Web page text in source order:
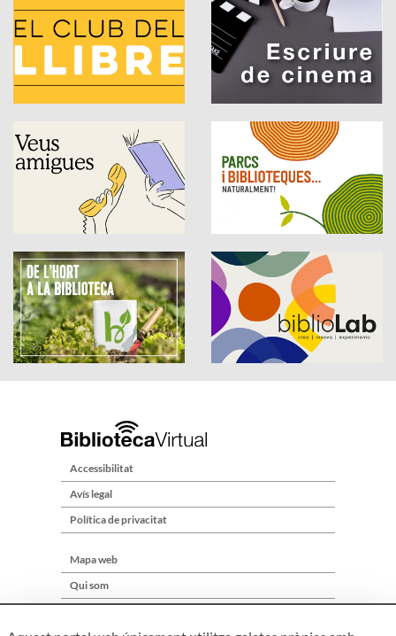
Accessibilitat
Avís legal
Política de privacitat
Mapa web
Qui som